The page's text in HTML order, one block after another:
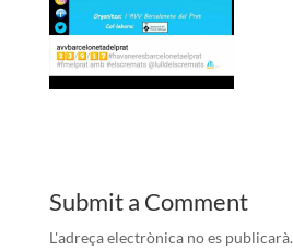
Submit a Comment
L'adreça electrònica no es publicarà.